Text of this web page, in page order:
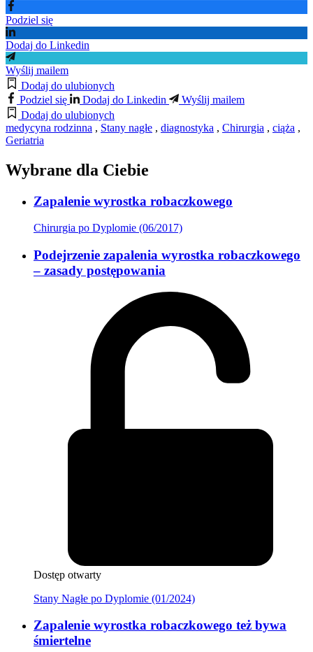
Podziel się
Dodaj do Linkedin
Wyślij mailem
Dodaj do ulubionych
Podziel się
Dodaj do Linkedin
Wyślij mailem
Dodaj do ulubionych
medycyna rodzinna , Stany nagłe , diagnostyka , Chirurgia , ciąża ,
Geriatria
Wybrane dla Ciebie
Zapalenie wyrostka robaczkowego
Chirurgia po Dyplomie (06/2017)
Podejrzenie zapalenia wyrostka robaczkowego
– zasady postępowania
Dostęp otwarty
Stany Nagłe po Dyplomie (01/2024)
Zapalenie wyrostka robaczkowego też bywa
śmiertelne